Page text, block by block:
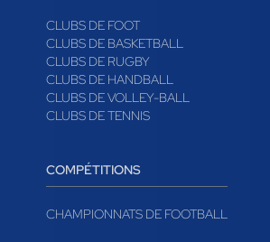
CLUBS DE FOOT
CLUBS DE BASKETBALL
CLUBS DE RUGBY
CLUBS DE HANDBALL
CLUBS DE VOLLEY-BALL
CLUBS DE TENNIS
COMPÉTITIONS
CHAMPIONNATS DE FOOTBALL